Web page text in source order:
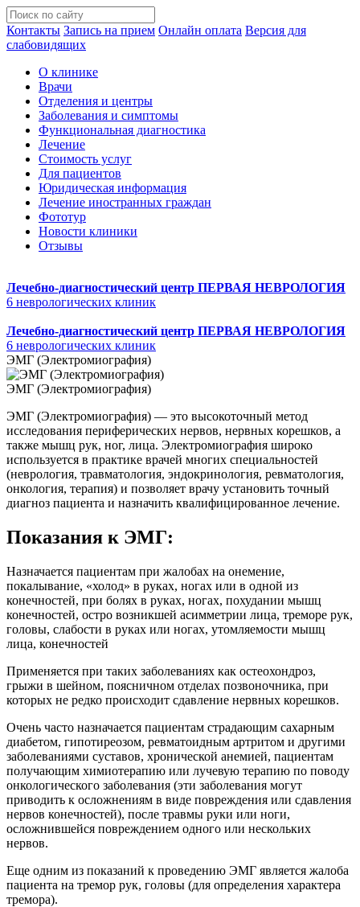
Контакты Запись на прием Онлайн оплата Версия для
слабовидящих
О клинике
Врачи
Отделения и центры
Заболевания и симптомы
Функциональная диагностика
Лечение
Стоимость услуг
Для пациентов
Юридическая информация
Лечение иностранных граждан
Фототур
Новости клиники
Отзывы
Лечебно-диагностический центр ПЕРВАЯ НЕВРОЛОГИЯ
6 неврологических клиник
Лечебно-диагностический центр ПЕРВАЯ НЕВРОЛОГИЯ
6 неврологических клиник
ЭМГ (Электромиография)
ЭМГ (Электромиография)
ЭМГ (Электромиография) — это высокоточный метод
исследования периферических нервов, нервных корешков, а
также мышц рук, ног, лица. Электромиография широко
используется в практике врачей многих специальностей
(неврология, травматология, эндокринология, ревматология,
онкология, терапия) и позволяет врачу установить точный
диагноз пациента и назначить квалифицированное лечение.
Показания к ЭМГ:
Назначается пациентам при жалобах на онемение,
покалывание, «холод» в руках, ногах или в одной из
конечностей, при болях в руках, ногах, похудании мышц
конечностей, остро возникшей асимметрии лица, треморе рук,
головы, слабости в руках или ногах, утомляемости мышц
лица, конечностей
Применяется при таких заболеваниях как остеохондроз,
грыжи в шейном, поясничном отделах позвоночника, при
которых не редко происходит сдавление нервных корешков.
Очень часто назначается пациентам страдающим сахарным
диабетом, гипотиреозом, ревматоидным артритом и другими
заболеваниями суставов, хронической анемией, пациентам
получающим химиотерапию или лучевую терапию по поводу
онкологического заболевания (эти заболевания могут
приводить к осложнениям в виде повреждения или сдавления
нервов конечностей), после травмы руки или ноги,
осложнившейся повреждением одного или нескольких
нервов.
Еще одним из показаний к проведению ЭМГ является жалоба
пациента на тремор рук, головы (для определения характера
тремора).